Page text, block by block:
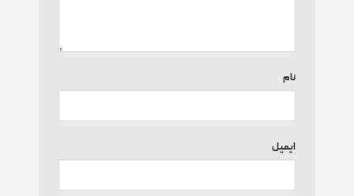
نام
ایمیل